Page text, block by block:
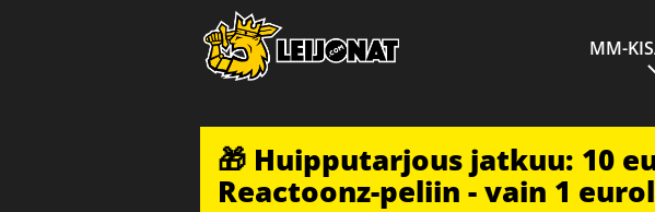
MM-
🎁 Huipputarjous jatkuu: 10
Reactoonz-peliin - vain 1